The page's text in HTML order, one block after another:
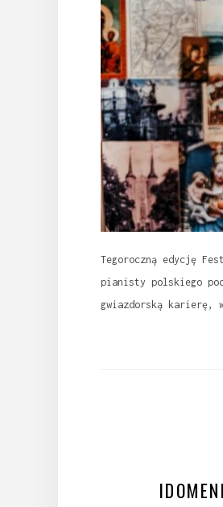
Tegoroczną edycję
pianisty polskiego
gwiazdorską karierę,